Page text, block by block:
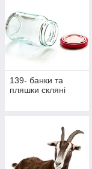
139- банки та
пляшки скляні